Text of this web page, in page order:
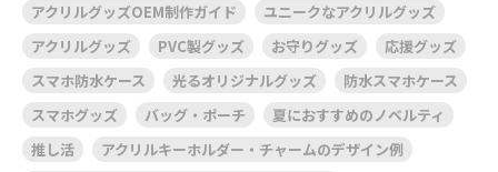
アクリルグッズOEM制作ガイド
ユニークなアクリルグッズ
アクリルグッズ
PVC製グッズ お守りグッズ
応援グッズ
スマホ防水ケース
光るオリジナルグッズ
防水スマホケース
スマホグッズ
バッグ・ポーチ
夏におすすめのノベルティ
推し活
アクリルキーホルダー・チャームのデザイン例